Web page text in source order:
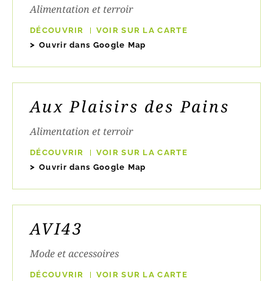
Alimentation et terroir
DÉCOUVRIR
VOIR SUR LA CARTE
Ouvrir dans Google Map
Aux Plaisirs des Pains
Alimentation et terroir
DÉCOUVRIR
VOIR SUR LA CARTE
Ouvrir dans Google Map
AVI43
Mode et accessoires
DÉCOUVRIR
VOIR SUR LA CARTE